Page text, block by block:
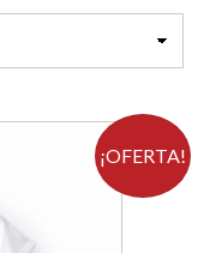
por
¡OFERTA!